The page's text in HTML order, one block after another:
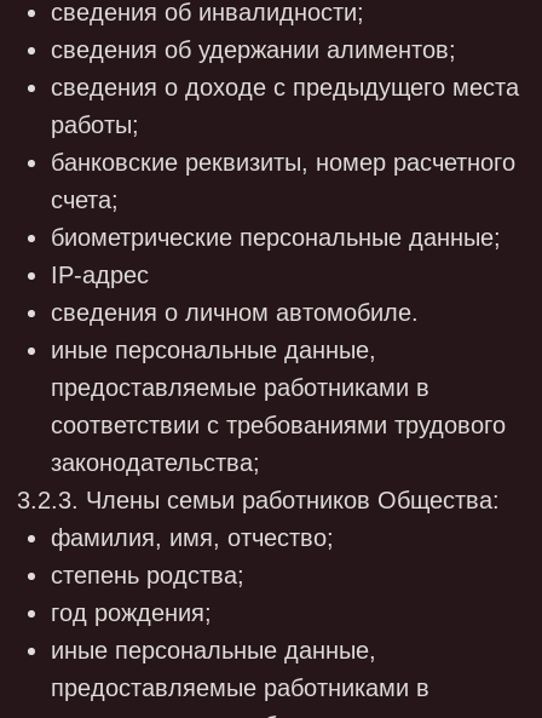
4.1. До начала обработки персональных
данных Общество обязано уведомить
Роскомнадзор о намерении осуществлять
обработку персональных данных.
4.2. Правовым основанием обработки
кодекс РФ, иные нормативные правовые
акты, содержащие нормы трудового права,
Федеральный закон от 27.07.2006 N 152-ФЗ
"О персональных данных", Закон РФ от
19.04.1991 N 1032-1 "О занятости населения
в Российской Федерации", Федеральный
бухгалтерском учете».
4.3. Обработка персональных данных
осуществляется с соблюдением принципов
и условий, предусмотренных
законодательством в области персональных
данных и настоящей Политикой.
Обществе выполняется следующими
способами:
данных, с передачей по внутренней сети
юридического лица и с передачей по сети
Интернет.